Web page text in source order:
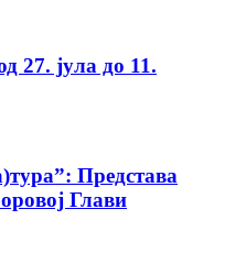
27. јула до 11.
Представа
Глави